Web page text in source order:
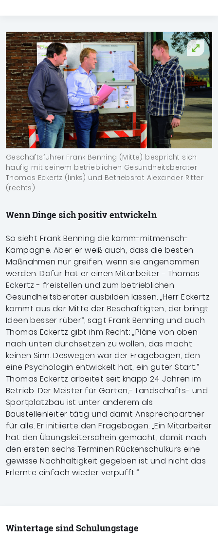
Geschäftsführer Frank Benning (Mitte) bespricht sich
häufig mit seinem betrieblichen Gesundheitsberater
Thomas Eckertz (links) und Betriebsrat Alexander Ritter
(rechts).
Wenn Dinge sich positiv entwickeln
So sieht Frank Benning die komm-mitmensch-
Kampagne. Aber er weiß auch, dass die besten
Maßnahmen nur greifen, wenn sie angenommen
werden. Dafür hat er einen Mitarbeiter - Thomas
Eckertz - freistellen und zum betrieblichen
Gesundheitsberater ausbilden lassen. „Herr Eckertz
kommt aus der Mitte der Beschäftigten, der bringt
Ideen besser rüber“, sagt Frank Benning und auch
Thomas Eckertz gibt ihm Recht: „Pläne von oben
nach unten durchsetzen zu wollen, das macht
keinen Sinn. Deswegen war der Fragebogen, den
eine Psychologin entwickelt hat, ein guter Start.“
Thomas Eckertz arbeitet seit knapp 24 Jahren im
Betrieb. Der Meister für Garten,- Landschafts- und
Sportplatzbau ist unter anderem als
Baustellenleiter tätig und damit Ansprechpartner
für alle. Er initiierte den Fragebogen. „Ein Mitarbeiter
hat den Übungsleiterschein gemacht, damit nach
den ersten sechs Terminen Rückenschulkurs eine
gewisse Nachhaltigkeit gegeben ist und nicht das
Erlernte einfach wieder verpufft.“
Wintertage sind Schulungstage